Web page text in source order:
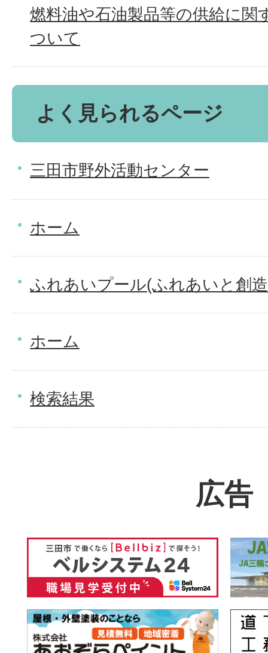
燃料油や石油製品等の供給に関
ついて
よく見られるページ
三田市野外活動センター
ホーム
ふれあいプール(ふれあいと創
ホーム
検索結果
広告